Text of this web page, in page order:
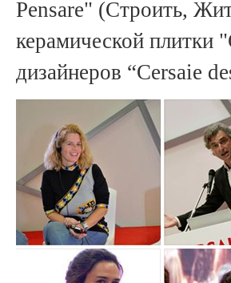
Pensare" (Строить,
керамической плитки
дизайнеров “Cersaie